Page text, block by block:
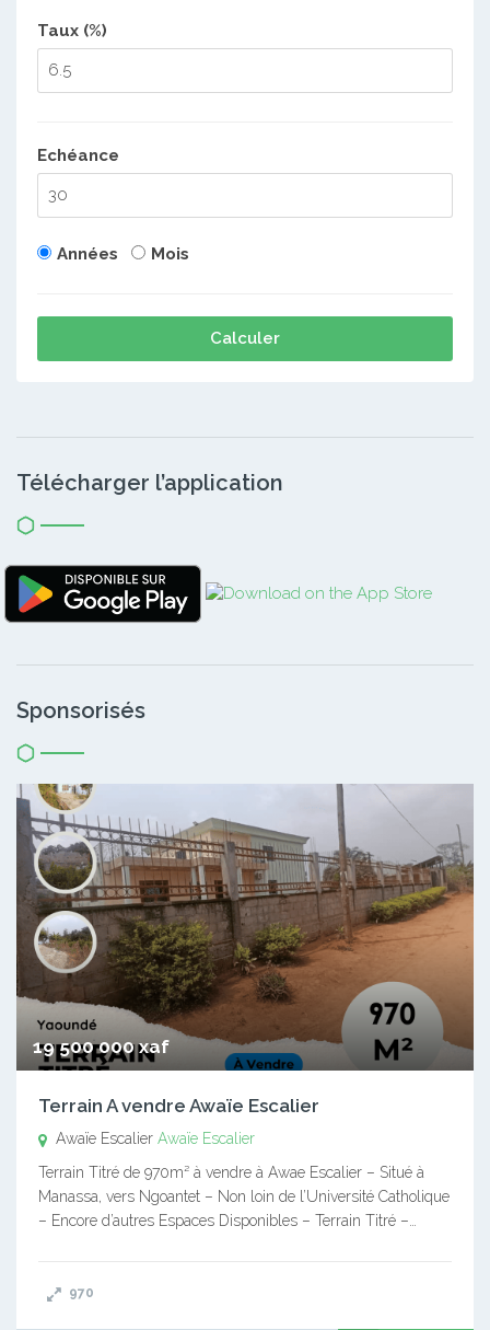
Taux (%)
Echéance
Années Mois
Calculer
Télécharger l’application
Sponsorisés
19 500 000 xaf
Terrain A vendre Awaïe Escalier
Awaïe Escalier Awaïe Escalier
Terrain Titré de 970m² à vendre à Awae Escalier – Situé à
Manassa, vers Ngoantet – Non loin de l’Université Catholique
– Encore d’autres Espaces Disponibles – Terrain Titré –…
970